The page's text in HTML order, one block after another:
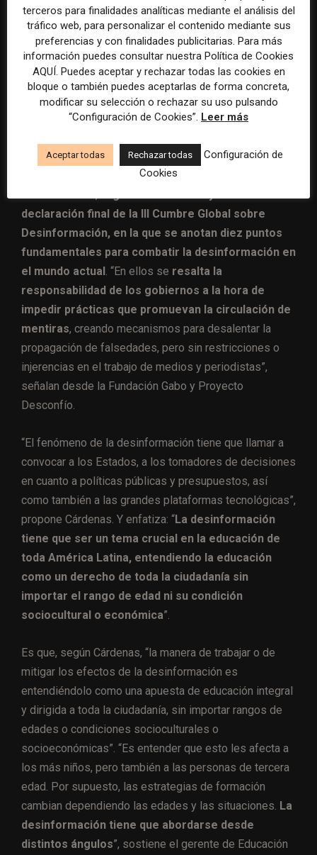
abordaje desde los medios de
comunicación
Sin dudas, el aporte del periodismo resulta
fundamental en la construcción de una ciudadanía más
activa y mejor informada. Aunqueel escenario actual
evidencia que entender la desinformación no es
periodismo.
declaración final de la III Cumbre Global sobre
Desinformación, en la que se anotan diez puntos
fundamentales para combatir la desinformación en
el mundo actual . “En ellos se resalta la
responsabilidad de los gobiernos a la hora de
impedir prácticas que promuevan la circulación de
mentiras, creando mecanismos para desalentar la
propagación de falsedades, pero sin restricciones o
injerencias en el trabajo de medios y periodistas”,
señalan desde la Fundación Gabo y Proyecto
Desconfío.
“El fenómeno de la desinformación tiene que llamar a
convocar a los Estados, a los tomadores de decisiones
en cuanto a políticas públicas y presupuestos, así
como también a las grandes plataformas tecnológicas”,
propone Cárdenas. Y enfatiza: “La desinformación
tiene que ser un tema crucial en la educación de
toda América Latina, entendiendo la educación
como un derecho de toda la ciudadanía sin
importar el rango de edad ni su condición
sociocultural o económica”.
Es que, según Cárdenas, “la manera de trabajar o de
mitigar los efectos de la desinformación es
entendiéndolo como una apuesta de educación integral
y dirigida a toda la ciudadanía, sin importar rangos de
edades o condiciones socioculturales o
socioeconómicas”. “Es entender que esto les afecta a
los más niños, pero también a las personas de tercera
edad. Por supuesto, las estrategias de formación
cambian dependiendo las edades y las situaciones. La
desinformación tiene que abordarse desde
distintos ángulos”, sostiene el gerente de Educación
terceros para finalidades analíticas mediante el análisis del
tráfico web, para personalizar el contenido mediante sus
preferencias y con finalidades publicitarias. Para más
información puedes consultar nuestra Política de Cookies
AQUÍ. Puedes aceptar y rechazar todas las cookies en
bloque o también puedes aceptarlas de forma concreta,
modificar su selección o rechazar su uso pulsando
“Configuración de Cookies”. Leer más
Aceptar todas Rechazar todas
Configuración de
Cookies